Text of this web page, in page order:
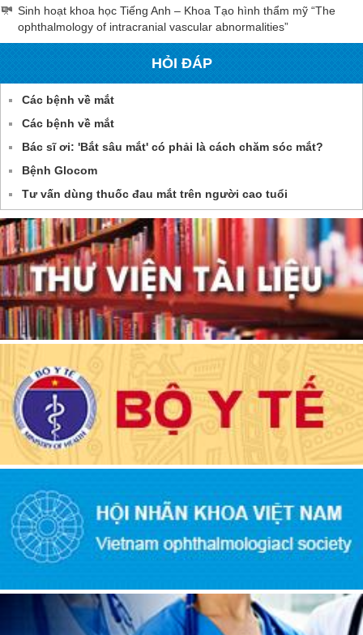
Sinh hoạt khoa học Tiếng Anh – Khoa Tạo hình thẩm mỹ “The
ophthalmology of intracranial vascular abnormalities”
HỎI ĐÁP
Các bệnh về mắt
Các bệnh về mắt
Bác sĩ ơi: 'Bắt sâu mắt' có phải là cách chăm sóc mắt?
Bệnh Glocom
Tư vấn dùng thuốc đau mắt trên người cao tuổi